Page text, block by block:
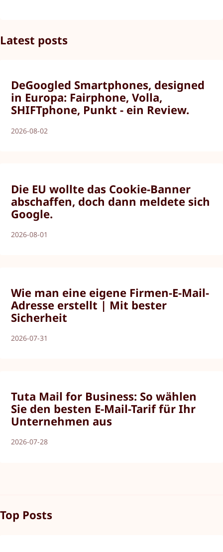
Latest posts
DeGoogled Smartphones, designed
in Europa: Fairphone, Volla,
SHIFTphone, Punkt - ein Review.
2026-08-02
Die EU wollte das Cookie-Banner
abschaffen, doch dann meldete sich
Google.
2026-08-01
Wie man eine eigene Firmen-E-Mail-
Adresse erstellt | Mit bester
Sicherheit
2026-07-31
Tuta Mail for Business: So wählen
Sie den besten E-Mail-Tarif für Ihr
Unternehmen aus
2026-07-28
Top Posts